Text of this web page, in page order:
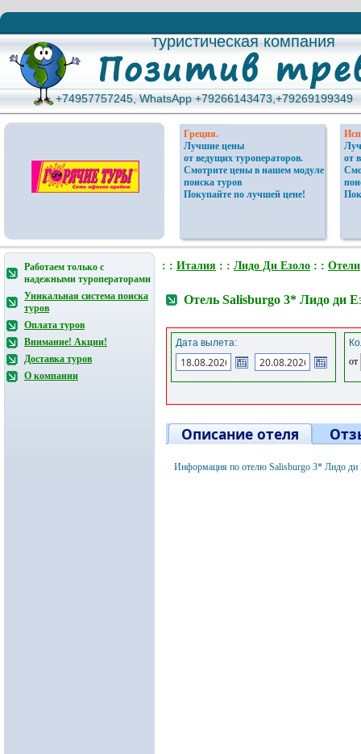
туристическая компания
туристическая компания
+74957757245, WhatsApp +79266143473,+79269199349
+74957757245, WhatsApp +79266143473,+79269199349
Греция.
Лучшие цены
от ведущих туроператоров.
Смотрите цены в нашем модуле
поиска туров
Покупайте по лучшей цене!
от
Работаем только с
надежными туроператорами
Уникальная система поиска
туров
Оплата туров
Внимание! Акции!
Доставка туров
О компании
: : Италия : : Лидо Ди Езоло : : Отели
Отель Salisburgo 3* Лидо ди
Дата вылета:
от
Описание отеля
Информация по отелю Salisburgo 3* Лидо ди